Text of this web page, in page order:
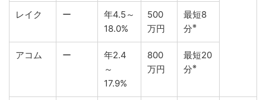
レイク ー
年4.5～
18.0%
500
万円
最短8
分※
アコム ー
年2.4
～
17.9%
800
万円
最短20
分※